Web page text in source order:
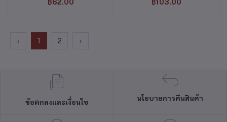
฿62.00 ฿103.00
‹ 1 2 ›
ข้อตกลงและเงื่อนไข
นโยบายการคืนสินค้า